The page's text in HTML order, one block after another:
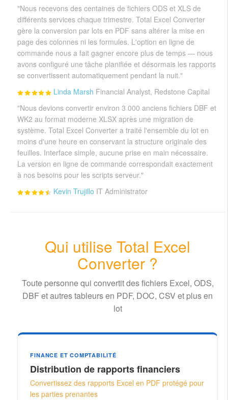
"Nous recevons des centaines de fichiers ODS et XLS de
différents services chaque trimestre. Total Excel Converter
gère la conversion par lots en PDF sans altérer la mise en
page des colonnes ni les formules. L'option en ligne de
commande nous a fait gagner encore plus de temps — nous
avons configuré une tâche planifiée et désormais les rapports
se convertissent automatiquement pendant la nuit."
Linda Marsh Financial Analyst, Redstone Capital
"Nous devions convertir environ 3 000 anciens fichiers DBF et
WK2 au format moderne XLSX après une migration de
système. Total Excel Converter a traité l'ensemble du lot en
moins d'une heure en conservant la structure originale des
feuilles. Interface simple, aucune prise en main nécessaire.
La version en ligne de commande correspondait exactement
à nos besoins pour les scripts serveur."
Kevin Trujillo IT Administrator
Qui utilise Total Excel
Converter ?
Toute personne qui convertit des fichiers Excel, ODS,
DBF et autres tableurs en PDF, DOC, CSV et plus en
lot
FINANCE ET COMPTABILITÉ
Distribution de rapports financiers
Convertissez des rapports Excel en PDF protégé pour
les parties prenantes